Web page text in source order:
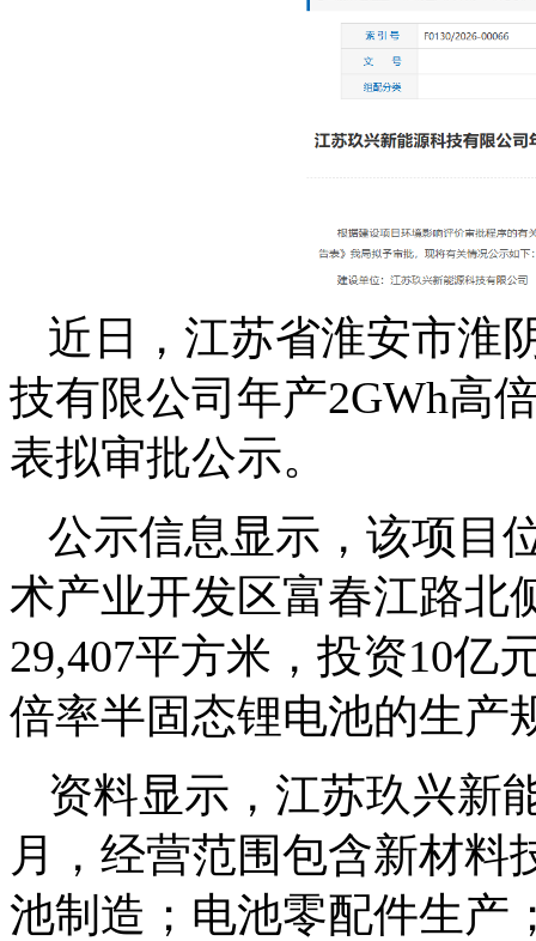
近日，江苏省淮安市淮
技有限公司年产2GWh高
表拟审批公示。
公示信息显示，该项目
术产业开发区富春江路北
29,407平方米，投资10亿
倍率半固态锂电池的生产
资料显示，江苏玖兴新
月，经营范围包含新材料
池制造；电池零配件生产